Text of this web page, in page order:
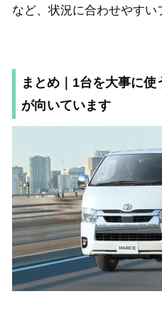
など、状況に合わせやすい
まとめ｜1台を大事に
が向いています